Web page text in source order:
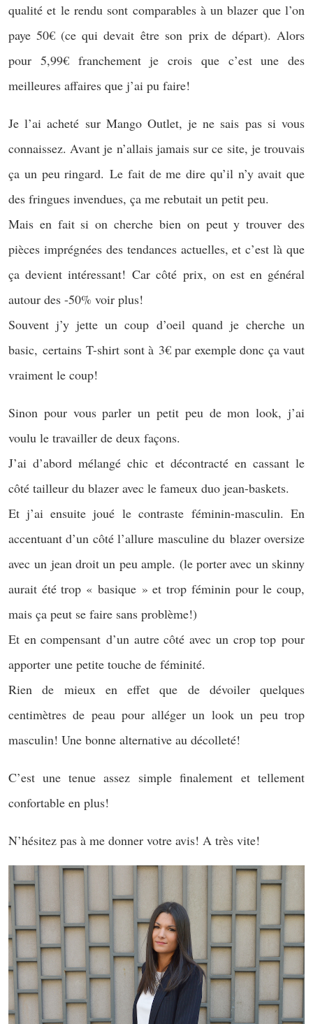
qualité et le rendu sont comparables à un blazer que l’on
paye 50€ (ce qui devait être son prix de départ). Alors
pour 5,99€ franchement je crois que c’est une des
meilleures affaires que j’ai pu faire!
Je l’ai acheté sur Mango Outlet, je ne sais pas si vous
connaissez. Avant je n’allais jamais sur ce site, je trouvais
ça un peu ringard. Le fait de me dire qu’il n’y avait que
des fringues invendues, ça me rebutait un petit peu.
Mais en fait si on cherche bien on peut y trouver des
pièces imprégnées des tendances actuelles, et c’est là que
ça devient intéressant! Car côté prix, on est en général
autour des -50% voir plus!
Souvent j’y jette un coup d’oeil quand je cherche un
basic, certains T-shirt sont à 3€ par exemple donc ça vaut
vraiment le coup!
Sinon pour vous parler un petit peu de mon look, j’ai
voulu le travailler de deux façons.
J’ai d’abord mélangé chic et décontracté en cassant le
côté tailleur du blazer avec le fameux duo jean-baskets.
Et j’ai ensuite joué le contraste féminin-masculin. En
accentuant d’un côté l’allure masculine du blazer oversize
avec un jean droit un peu ample. (le porter avec un skinny
aurait été trop « basique » et trop féminin pour le coup,
mais ça peut se faire sans problème!)
Et en compensant d’un autre côté avec un crop top pour
apporter une petite touche de féminité.
Rien de mieux en effet que de dévoiler quelques
centimètres de peau pour alléger un look un peu trop
masculin! Une bonne alternative au décolleté!
C’est une tenue assez simple finalement et tellement
confortable en plus!
N’hésitez pas à me donner votre avis! A très vite!